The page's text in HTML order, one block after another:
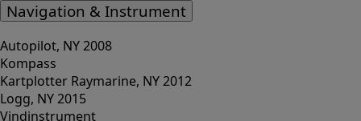
Navigation & Instrument
Autopilot, NY 2008
Kompass
Kartplotter Raymarine, NY 2012
Logg, NY 2015
Vindinstrument